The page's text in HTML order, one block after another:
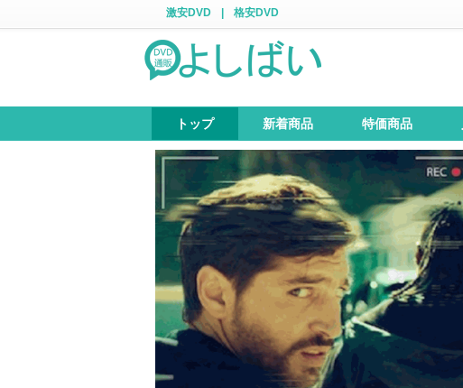
激安DVD 格安DVD
トップ 新着商品 特価商品